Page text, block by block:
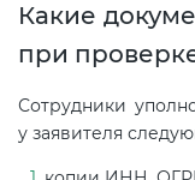
Какие
при
Сотрудники
у заявителя